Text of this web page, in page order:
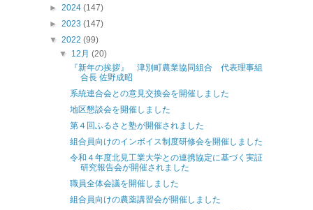
► 2024 (147)
► 2023 (147)
▼ 2022 (99)
▼ 12月(20)
『新年の挨拶』 津別町農業協同組合 代表理事組
合長 佐野成昭
系統連合会との意見交換会を開催しました
地区懇談会を開催しました
第４回ふるさと塾が開催されました
組合員向けのインボイス制度研修会を開催しました
令和４年度北見工業大学との連携協定に基づく実証
研究報告会が開催されました
職員全体会議を開催しました
組合員向けの農薬講習会が開催しました